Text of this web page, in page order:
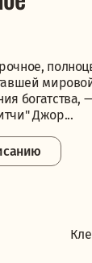
богатства,
Джор...